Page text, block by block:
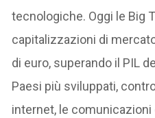
tecnologiche. Oggi le Big
capitalizzazioni di
di euro, superando il PIL
Paesi più sviluppati,
internet, le